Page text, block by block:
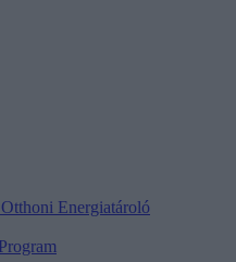
Energiatároló